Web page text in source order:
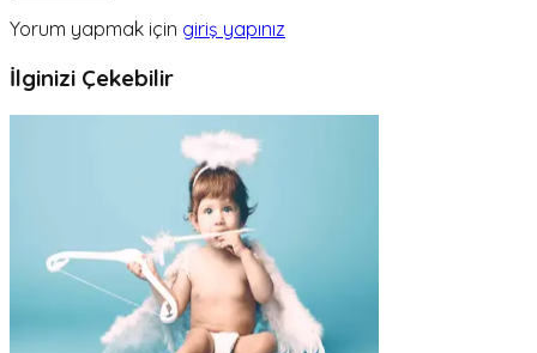
Yorum yapmak için giriş yapınız
İlginizi Çekebilir